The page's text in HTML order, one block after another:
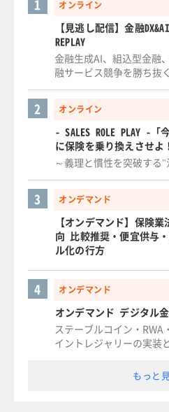
オンライン
1
【見逃し配信】金融
REPLAY
金融生成AI、組込型金融
融サービス競争を勝ち抜
オンライン
2
- SALES ROLE PLAY -「
に保険を乗り換えさせよ
～義理と慣性を突破する
オンデマンド
3
【オンデマンド】保険
向 比較推奨・便宜供与
ル化の行方
オンデマンド
4
オンデマンド デジタル
ステーブルコイン・
イントレジャリーの実装
もっと